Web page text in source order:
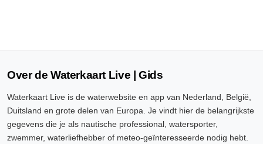
Over de Waterkaart Live | Gids
Waterkaart Live is de waterwebsite en app van Nederland, België,
Duitsland en grote delen van Europa. Je vindt hier de belangrijkste
gegevens die je als nautische professional, watersporter,
zwemmer, waterliefhebber of meteo-geïnteresseerde nodig hebt.